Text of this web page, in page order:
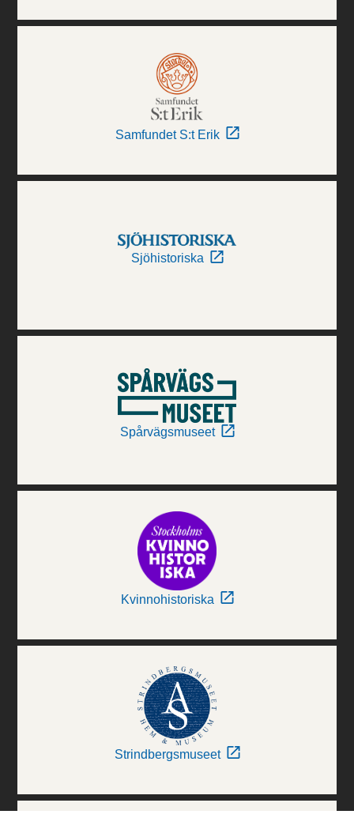
Samfundet S:t Erik
Sjöhistoriska
Spårvägsmuseet
Kvinnohistoriska
Strindbergsmuseet